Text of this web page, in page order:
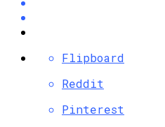
Flipboard
Reddit
Pinterest